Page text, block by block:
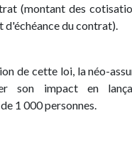
(montant des
d'échéance du contrat).
de cette loi, la néo-
son impact en
1 000 personnes.